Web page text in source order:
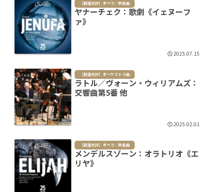
［新譜月評］オペラ／声楽曲
ヤナーチェク：歌劇《イェヌーフ
ァ》
2025.07.15
［新譜月評］オーケストラ曲
ラトル／ヴォーン・ウィリアムズ：
交響曲第5番 他
2025.02.01
［新譜月評］オペラ／声楽曲
メンデルスゾーン：オラトリオ《エ
リヤ》